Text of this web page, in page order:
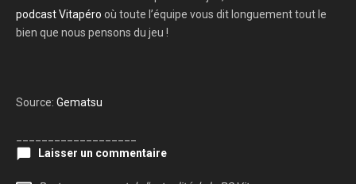
podcast Vitapéro où toute l’équipe vous dit longuement tout le
bien que nous pensons du jeu !
Source: Gematsu
Laisser un commentaire